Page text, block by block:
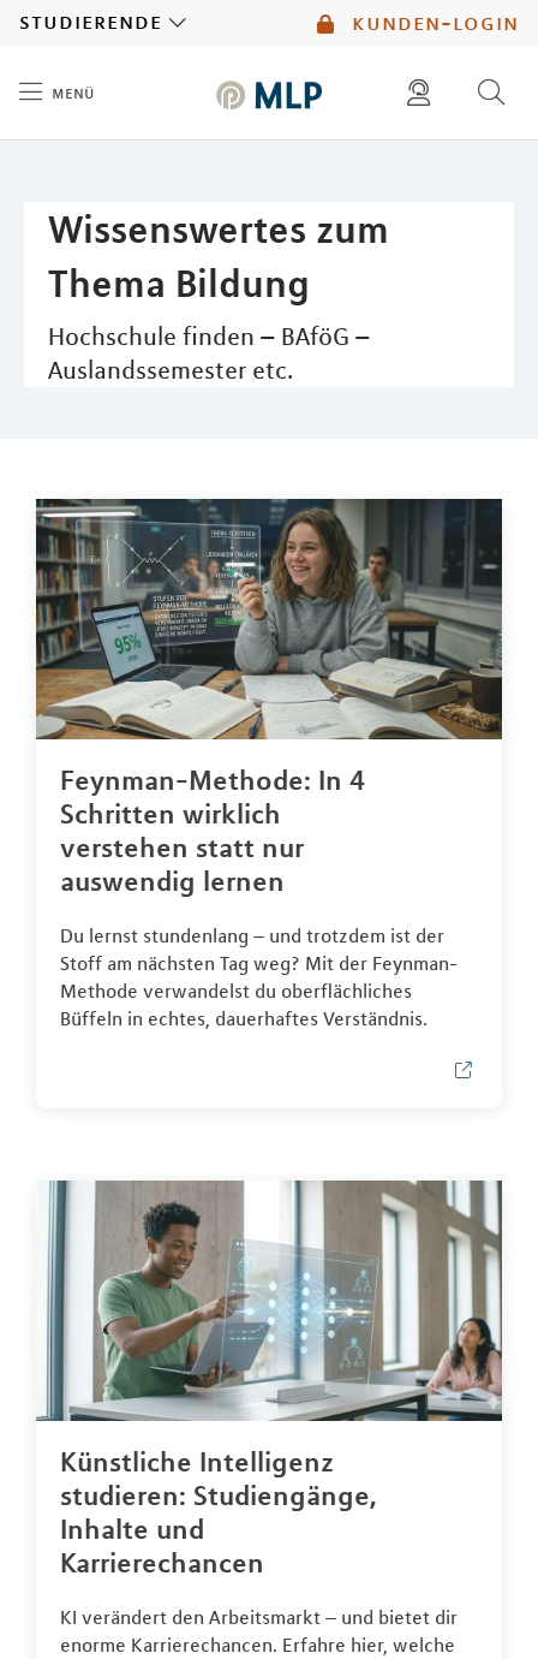
kunden-login
studierende
menü
Wissenswertes zum
Thema Bildung
Hochschule finden – BAföG –
Auslandssemester etc.
Feynman-Methode: In 4
Schritten wirklich
verstehen statt nur
auswendig lernen
Du lernst stundenlang – und trotzdem ist der
Stoff am nächsten Tag weg? Mit der Feynman-
Methode verwandelst du oberflächliches
Büffeln in echtes, dauerhaftes Verständnis.
Künstliche Intelligenz
studieren: Studiengänge,
Inhalte und
Karrierechancen
KI verändert den Arbeitsmarkt – und bietet dir
enorme Karrierechancen. Erfahre hier, welche